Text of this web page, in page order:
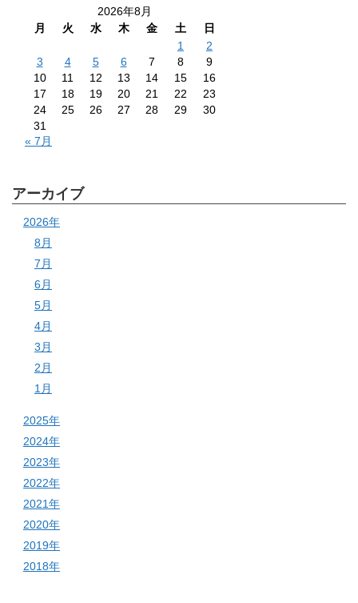
2026年8月
月
火 水 木 金 土
日
1
2
3
4 5 6 7 8
9
10
11 12 13 14 15
16
17
18 19 20 21 22
23
24
25 26 27 28 29
30
31
« 7月
アーカイブ
2026年
8月
7月
6月
5月
4月
3月
2月
1月
2025年
2024年
2023年
2022年
2021年
2020年
2019年
2018年